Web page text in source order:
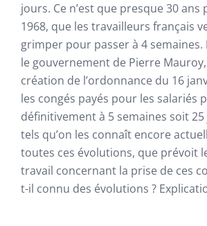
jours. Ce n’est que presque 30 ans
1968, que les travailleurs français
grimper pour passer à 4 semaines.
le gouvernement de Pierre
création de l’ordonnance du 16
les congés payés pour les salariés
définitivement à 5 semaines soit
tels qu’on les connaît encore
toutes ces évolutions, que prévoit
travail concernant la prise de ces
t-il connu des évolutions ?